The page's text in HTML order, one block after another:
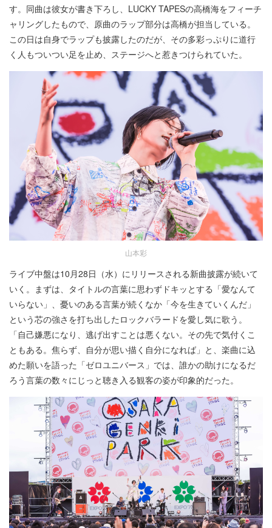
す。同曲は彼女が書き下ろし、LUCKY TAPESの高橋海をフィーチ
ャリングしたもので、原曲のラップ部分は高橋が担当している。
この日は自身でラップも披露したのだが、その多彩っぷりに道行
く人もついつい足を止め、ステージへと惹きつけられていた。
山本彩
ライブ中盤は10月28日（水）にリリースされる新曲披露が続いて
いく。まずは、タイトルの言葉に思わずドキッとする「愛なんて
いらない」、憂いのある言葉が続くなか「今を生きていくんだ」
という芯の強さを打ち出したロックバラードを愛し気に歌う。
「自己嫌悪になり、逃げ出すことは悪くない。その先で気付くこ
ともある。焦らず、自分が思い描く自分になれば」と、楽曲に込
めた願いを語った「ゼロユニバース」では、誰かの助けになるだ
ろう言葉の数々にじっと聴き入る観客の姿が印象的だった。